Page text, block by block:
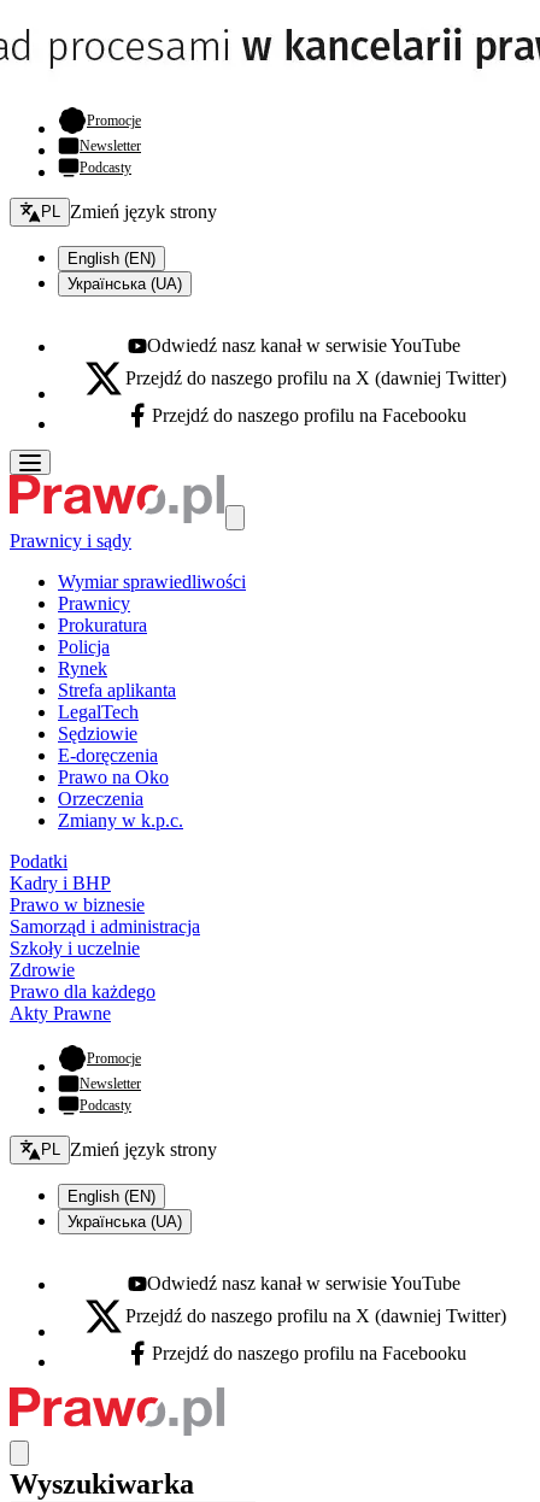
Promocje- otwiera się w nowej karcie
Newsletter
Podcasty
Zmień język - bieżący:
PL Zmień język strony
English (EN)
Українська (UA)
Youtube - otwiera się w nowej karcie
Odwiedź nasz kanał w serwisie YouTube
X - otwiera się w nowej karcie
Przejdź do naszego profilu na X (dawniej Twitter)
Facebook - otwiera się w nowej karcie
Przejdź do naszego profilu na Facebooku
Prawnicy i sądy
Wymiar sprawiedliwości
Prawnicy
Prokuratura
Policja
Rynek
Strefa aplikanta
LegalTech
Sędziowie
E-doręczenia
Prawo na Oko
Orzeczenia
Zmiany w k.p.c.
Podatki
Kadry i BHP
Prawo w biznesie
Samorząd i administracja
Szkoły i uczelnie
Zdrowie
Prawo dla każdego
Akty Prawne
Promocje- otwiera się w nowej karcie
Newsletter
Podcasty
Zmień język - bieżący:
PL Zmień język strony
English (EN)
Українська (UA)
Youtube - otwiera się w nowej karcie
Odwiedź nasz kanał w serwisie YouTube
X - otwiera się w nowej karcie
Przejdź do naszego profilu na X (dawniej Twitter)
Facebook - otwiera się w nowej karcie
Przejdź do naszego profilu na Facebooku
Wyszukiwarka